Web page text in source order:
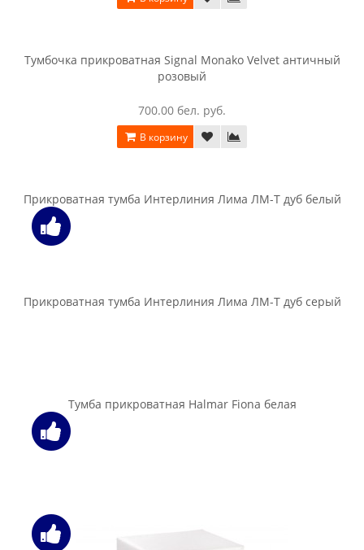
Тумба прикроватная Halmar Fiona черешня античная
581.00 бел. руб.
В корзину
Тумба прикроватная Halmar Prima-2 серая